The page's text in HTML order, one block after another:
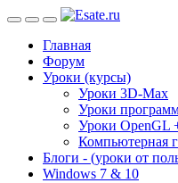
Главная
Форум
Уроки (курсы)
Уроки 3D-Max
Уроки
Уроки OpenGL
Компьютерная
Блоги - (уроки от
Windows 7 & 10